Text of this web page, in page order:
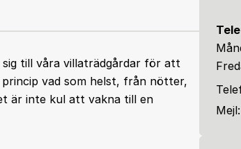
sig till våra villaträdgårdar för att
vad som helst, från nötter,
är inte kul att vakna till en
Mejl: